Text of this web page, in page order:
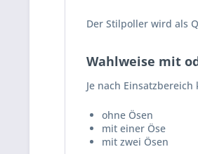
Der Stilpoller wird als
Wahlweise mit
Je nach
ohne Ösen
mit einer Öse
mit zwei Ösen